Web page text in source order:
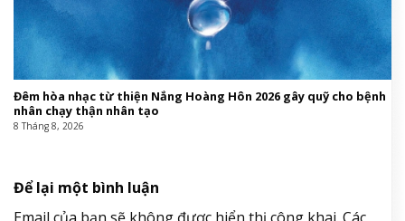
Đêm hòa nhạc từ thiện Nắng Hoàng Hôn 2026 gây quỹ cho bệnh
nhân chạy thận nhân tạo
8 Tháng 8, 2026
Để lại một bình luận